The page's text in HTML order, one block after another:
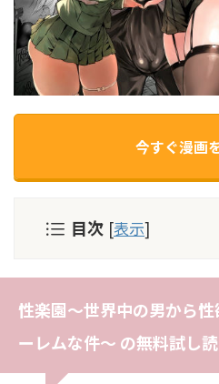
今すぐ漫画
目次 [表示]
性楽園〜世界中の男から
ーレムな件〜 の無料試し